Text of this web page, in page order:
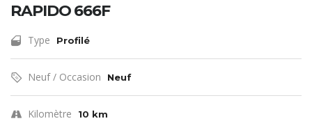
RAPIDO 666F
Type Profilé
Neuf / Occasion Neuf
Kilomètre 10 km